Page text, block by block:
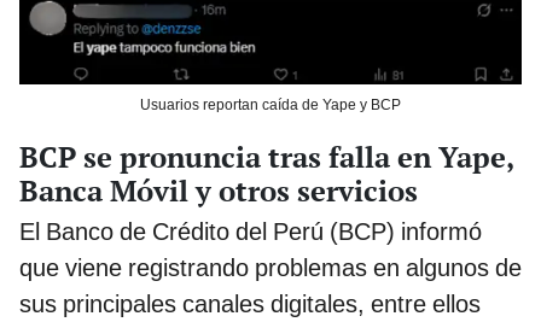
Usuarios reportan caída de Yape y BCP
BCP se pronuncia tras falla en Yape,
Banca Móvil y otros servicios
El Banco de Crédito del Perú (BCP) informó
que viene registrando problemas en algunos de
sus principales canales digitales, entre ellos